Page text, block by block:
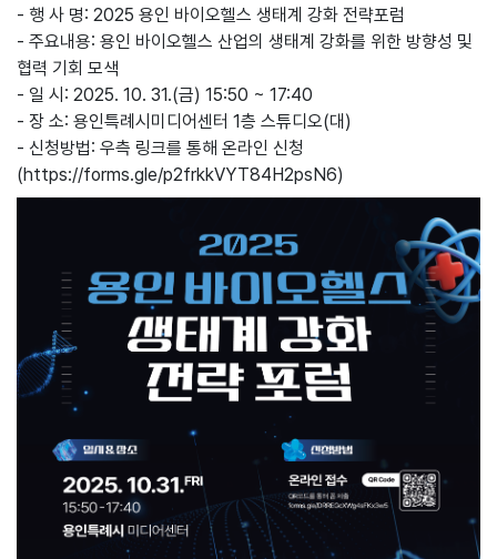
‐ 행 사 명: 2025 용인 바이오헬스 생태계 강화 전략포럼
‐ 주요내용: 용인 바이오헬스 산업의 생태계 강화를 위한 방향성 및
협력 기회 모색
‐ 일 시: 2025. 10. 31.(금) 15:50 ~ 17:40
‐ 장 소: 용인특례시미디어센터 1층 스튜디오(대)
‐ 신청방법: 우측 링크를 통해 온라인 신청
(https://forms.gle/p2frkkVYT84H2psN6)